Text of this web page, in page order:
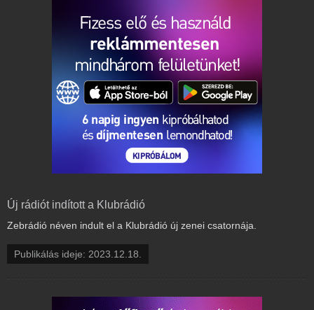
Új rádiót indított a Klubrádió
Zebrádió néven indult el a Klubrádió új zenei csatornája.
Publikálás ideje: 2023.12.18.